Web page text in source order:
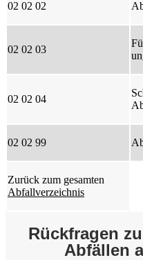
02 02 02
02 02 03
02 02 04
02 02 99
Zurück zum gesamten
Abfallverzeichnis
Rückfragen
Abfällen